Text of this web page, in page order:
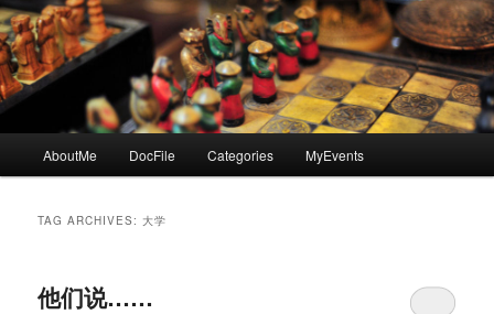
AboutMe DocFile Categories MyEvents
TAG ARCHIVES: 大学
他们说……